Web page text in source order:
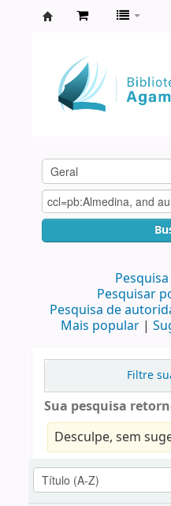
Agamenon
Magalhães
Pesquisar
Pesquisa de
Mais popular
Filtre
Sua pesquisa
Desculpe, sem